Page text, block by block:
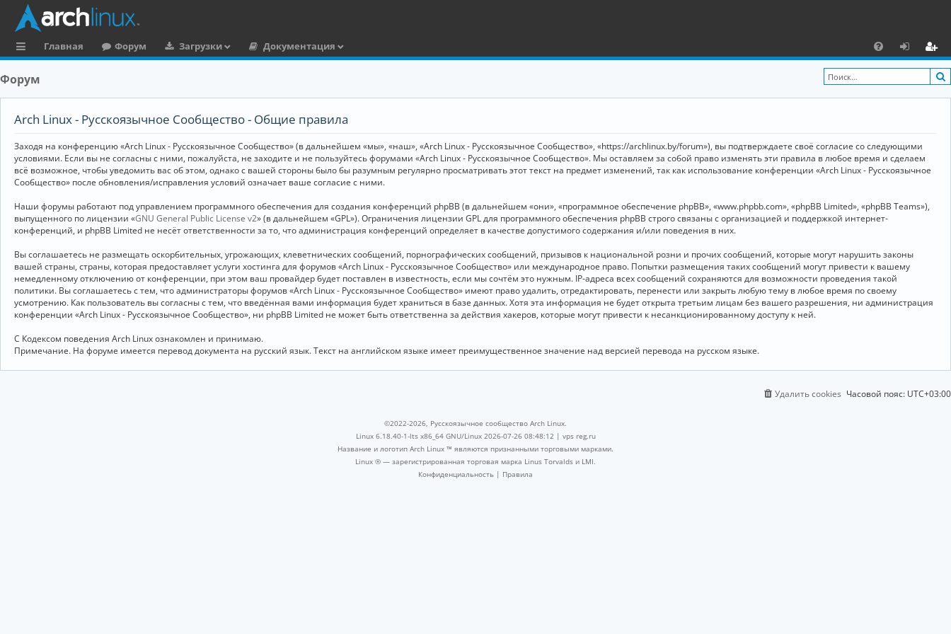
ы
и
Главная Форум Загрузки
Документация
F
A
х
о
ег
и
ц
Форум
Arch Linux - Русскоязычное Сообщество - Общие правила
Заходя на конференцию «Arch Linux - Русскоязычное Сообщество» (в дальнейшем «мы», «наш», «Arch Linux - Русскоязычное Сообщество», «https://archlinux.by/forum»), вы подтверждаете своё согласие со следующими
условиями. Если вы не согласны с ними, пожалуйста, не заходите и не пользуйтесь форумами «Arch Linux - Русскоязычное Сообщество». Мы оставляем за собой право изменять эти правила в любое время и сделаем
всё возможное, чтобы уведомить вас об этом, однако с вашей стороны было бы разумным регулярно просматривать этот текст на предмет изменений, так как использование конференции «Arch Linux - Русскоязычное
Сообщество» после обновления/исправления условий означает ваше согласие с ними.
Наши форумы работают под управлением программного обеспечения для создания конференций phpBB (в дальнейшем «они», «программное обеспечение phpBB», «www.phpbb.com», «phpBB Limited», «phpBB Teams»),
выпущенного по лицензии «GNU General Public License v2» (в дальнейшем «GPL»). Ограничения лицензии GPL для программного обеспечения phpBB строго связаны с организацией и поддержкой интернет-
конференций, и phpBB Limited не несёт ответственности за то, что администрация конференций определяет в качестве допустимого содержания и/или поведения в них.
Вы соглашаетесь не размещать оскорбительных, угрожающих, клеветнических сообщений, порнографических сообщений, призывов к национальной розни и прочих сообщений, которые могут нарушить законы
вашей страны, страны, которая предоставляет услуги хостинга для форумов «Arch Linux - Русскоязычное Сообщество» или международное право. Попытки размещения таких сообщений могут привести к вашему
немедленному отключению от конференции, при этом ваш провайдер будет поставлен в известность, если мы сочтём это нужным. IP-адреса всех сообщений сохраняются для возможности проведения такой
политики. Вы соглашаетесь с тем, что администраторы форумов «Arch Linux - Русскоязычное Сообщество» имеют право удалить, отредактировать, перенести или закрыть любую тему в любое время по своему
усмотрению. Как пользователь вы согласны с тем, что введённая вами информация будет храниться в базе данных. Хотя эта информация не будет открыта третьим лицам без вашего разрешения, ни администрация
конференции «Arch Linux - Русскоязычное Сообщество», ни phpBB Limited не может быть ответственна за действия хакеров, которые могут привести к несанкционированному доступу к ней.
С Кодексом поведения Arch Linux ознакомлен и принимаю.
Примечание. На форуме имеется перевод документа на русский язык. Текст на английском языке имеет преимущественное значение над версией перевода на русском языке.
Часовой пояс: UTC+03:00
Удалить cookies
©2022-2026, Русскоязычное сообщество Arch Linux.
Linux 6.18.40-1-lts x86_64 GNU/Linux 2026-07-26 08:48:12 | vps reg.ru
Название и логотип Arch Linux ™ являются признанными торговыми марками.
Linux ® — зарегистрированная торговая марка Linus Torvalds и LMI.
Конфиденциальность | Правила